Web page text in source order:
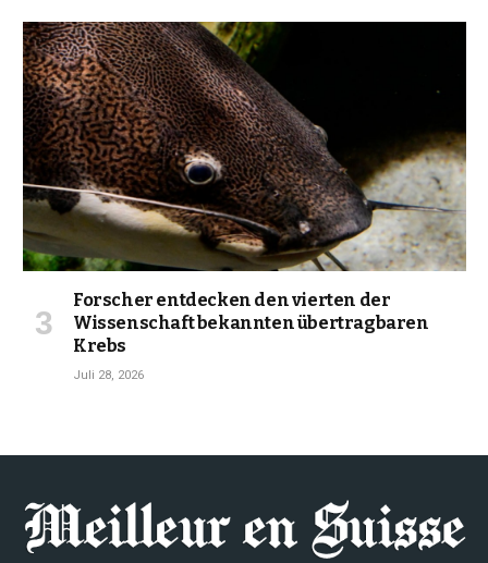
Forscher entdecken den vierten der
Wissenschaft bekannten übertragbaren
Krebs
Juli 28, 2026